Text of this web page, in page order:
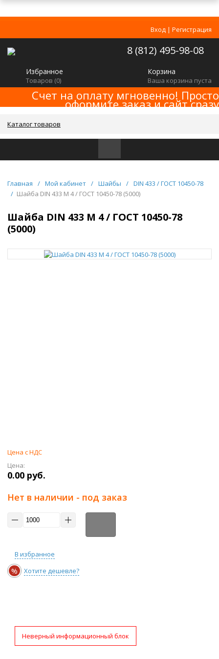
Вход | Регистрация
8 (812) 495-98-08
Избранное
Товаров (0)
Корзина
Ваша корзина пуста
Счет на оплату мгновенно! Просто
оформите заказ и сайт сразу
Каталог товаров
Главная / Мой кабинет / Шайбы / DIN 433 / ГОСТ 10450-78
/ Шайба DIN 433 M 4 / ГОСТ 10450-78 (5000)
Шайба DIN 433 M 4 / ГОСТ 10450-78
(5000)
Цена с НДС
Цена:
0.00 руб.
Нет в наличии - под заказ
В избранное
% Хотите дешевле?
Неверный информационный блок